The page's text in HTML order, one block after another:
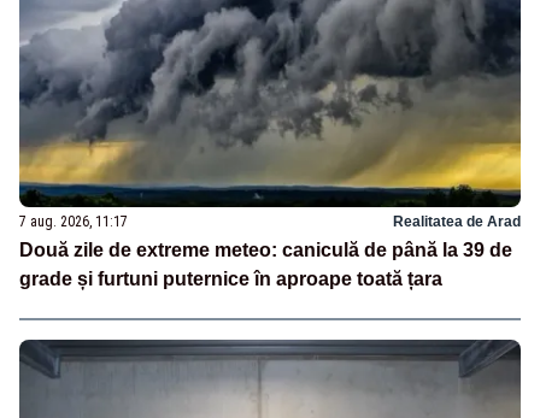
7 aug. 2026, 11:17 Realitatea de Arad
Două zile de extreme meteo: caniculă de până la 39 de
grade și furtuni puternice în aproape toată țara